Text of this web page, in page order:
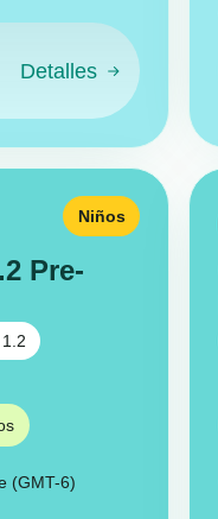
Detalles
Pre-
Niños
1.2
(GMT-6)